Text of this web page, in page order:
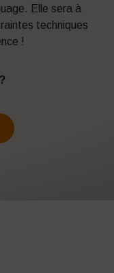
Elle sera à
techniques
!